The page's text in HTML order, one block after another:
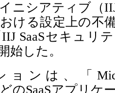
ニシアティブ（
ける設定上の不
SaaSセキュリ
始した。
ンは、「
どのSaaSアプリ